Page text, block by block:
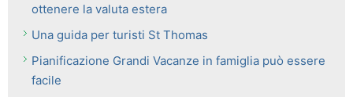
ottenere la valuta estera
Una guida per turisti St Thomas
Pianificazione Grandi Vacanze in famiglia può essere
facile